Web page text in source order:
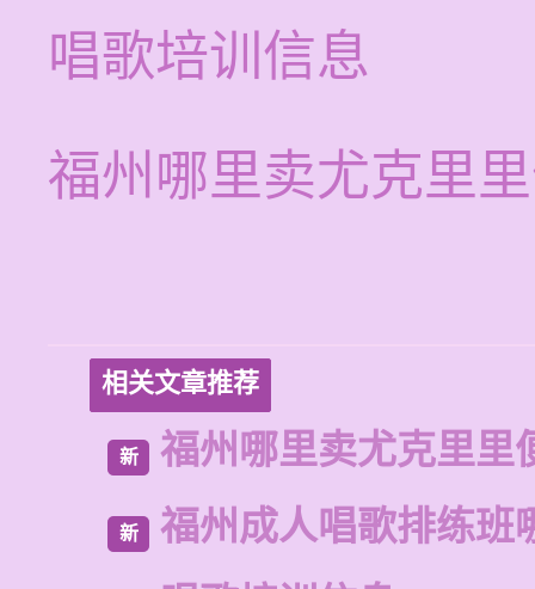
唱歌培训信息
福州哪里卖尤克里
相关文章推荐
新 福州哪里卖尤克里里
新
福州成人唱歌排练班